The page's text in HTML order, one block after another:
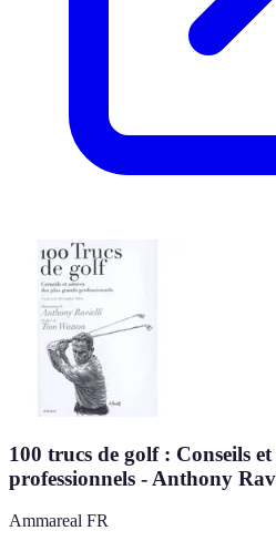
100 trucs de golf : Conseils
professionnels - Anthony
Ammareal FR